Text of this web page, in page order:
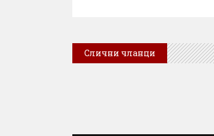
Слични чланци